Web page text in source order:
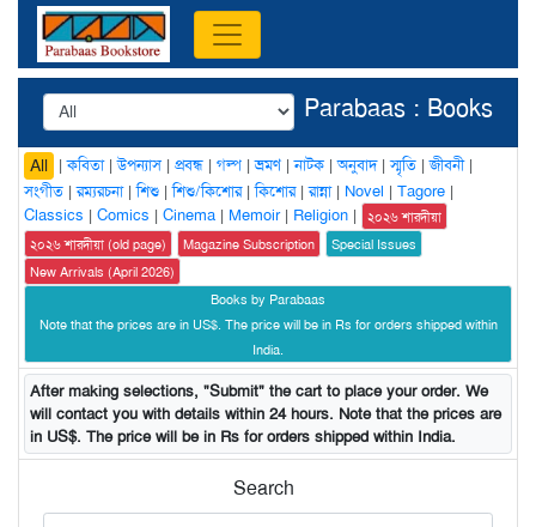
Parabaas : Books
All |কবিতা|উপন্যাস| প্রবন্ধ | গল্প |ভ্রমণ|নাটক |অনুবাদ|স্মৃতি |জীবনী|
সংগীত |রম্যরচনা|শিশু |শিশু/কিশোর|কিশোর|রান্না| Novel | Tagore |
Classics | Comics | Cinema | Memoir| Religion |
২০২৬ শারদীয়া
২০২৬ শারদীয়া (old page)
Magazine Subscription
Special Issues
New Arrivals (April 2026)
Books by Parabaas
Note that the prices are in US$. The price will be in Rs for orders shipped within
India.
After making selections, "Submit" the cart to place your order. We
will contact you with details within 24 hours. Note that the prices are
in US$. The price will be in Rs for orders shipped within India.
Search